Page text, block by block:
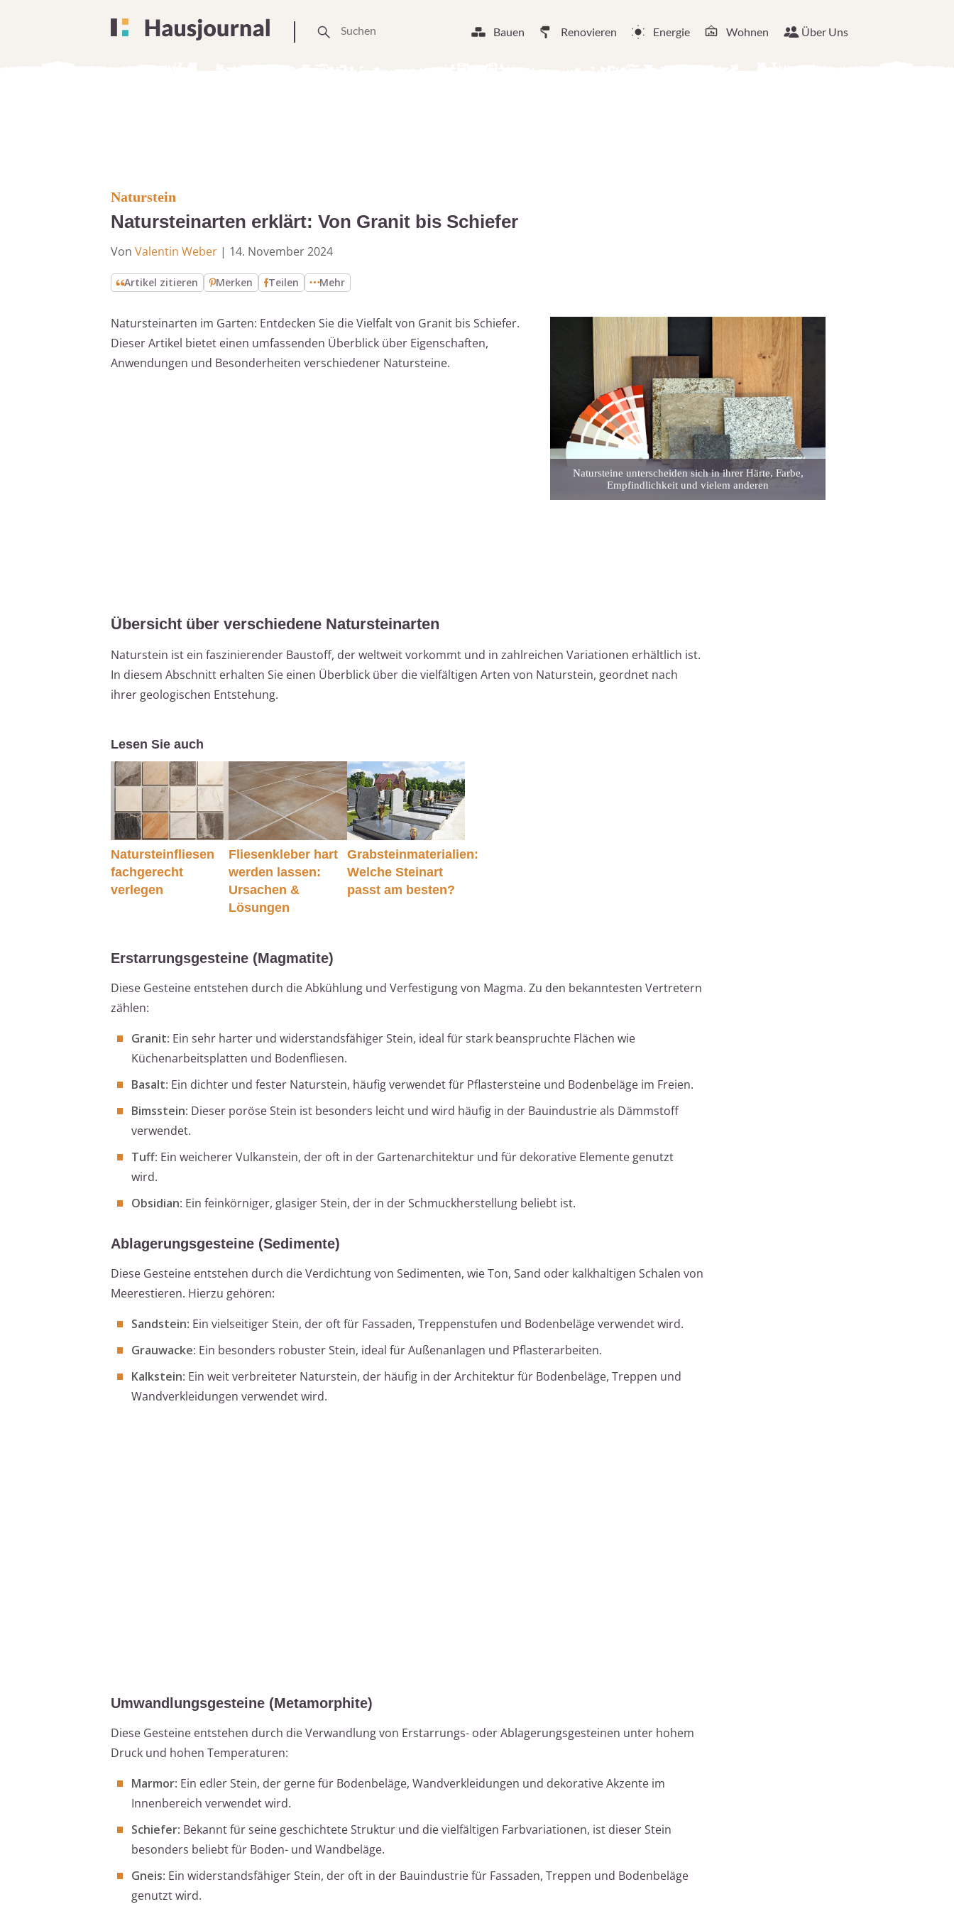
Bauen Renovieren Energie Wohnen Über Uns
Naturstein
Natursteinarten erklärt: Von Granit bis Schiefer
Von Valentin Weber | 14. November 2024
Artikel zitieren Merken Teilen Mehr
Natursteinarten im Garten: Entdecken Sie die Vielfalt von Granit bis Schiefer.
Dieser Artikel bietet einen umfassenden Überblick über Eigenschaften,
Anwendungen und Besonderheiten verschiedener Natursteine.
Natursteine unterscheiden sich in ihrer Härte, Farbe,
Empfindlichkeit und vielem anderen
Übersicht über verschiedene Natursteinarten
Naturstein ist ein faszinierender Baustoff, der weltweit vorkommt und in zahlreichen Variationen erhältlich ist.
In diesem Abschnitt erhalten Sie einen Überblick über die vielfältigen Arten von Naturstein, geordnet nach
ihrer geologischen Entstehung.
Lesen Sie auch
Natursteinfliesen
fachgerecht
verlegen
Fliesenkleber hart
werden lassen:
Ursachen &
Lösungen
Grabsteinmaterialien:
Welche Steinart
passt am besten?
Erstarrungsgesteine (Magmatite)
Diese Gesteine entstehen durch die Abkühlung und Verfestigung von Magma. Zu den bekanntesten Vertretern
zählen:
Granit: Ein sehr harter und widerstandsfähiger Stein, ideal für stark beanspruchte Flächen wie
Küchenarbeitsplatten und Bodenfliesen.
Basalt: Ein dichter und fester Naturstein, häufig verwendet für Pflastersteine und Bodenbeläge im Freien.
Bimsstein: Dieser poröse Stein ist besonders leicht und wird häufig in der Bauindustrie als Dämmstoff
verwendet.
Tuff: Ein weicherer Vulkanstein, der oft in der Gartenarchitektur und für dekorative Elemente genutzt
wird.
Obsidian: Ein feinkörniger, glasiger Stein, der in der Schmuckherstellung beliebt ist.
Ablagerungsgesteine (Sedimente)
Diese Gesteine entstehen durch die Verdichtung von Sedimenten, wie Ton, Sand oder kalkhaltigen Schalen von
Meerestieren. Hierzu gehören:
Sandstein: Ein vielseitiger Stein, der oft für Fassaden, Treppenstufen und Bodenbeläge verwendet wird.
Grauwacke: Ein besonders robuster Stein, ideal für Außenanlagen und Pflasterarbeiten.
Kalkstein: Ein weit verbreiteter Naturstein, der häufig in der Architektur für Bodenbeläge, Treppen und
Wandverkleidungen verwendet wird.
Umwandlungsgesteine (Metamorphite)
Diese Gesteine entstehen durch die Verwandlung von Erstarrungs- oder Ablagerungsgesteinen unter hohem
Druck und hohen Temperaturen:
Marmor: Ein edler Stein, der gerne für Bodenbeläge, Wandverkleidungen und dekorative Akzente im
Innenbereich verwendet wird.
Schiefer: Bekannt für seine geschichtete Struktur und die vielfältigen Farbvariationen, ist dieser Stein
besonders beliebt für Boden- und Wandbeläge.
Gneis: Ein widerstandsfähiger Stein, der oft in der Bauindustrie für Fassaden, Treppen und Bodenbeläge
genutzt wird.